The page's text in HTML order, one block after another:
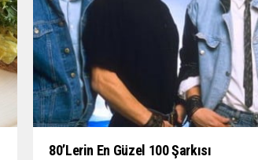
80’lerin En Güzel 100 Şarkısı